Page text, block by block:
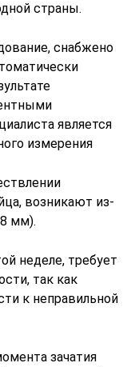
страны.
снабжено
является
измерения
возникают из-
мм).
неделе, требует
так как
к неправильной
зачатия